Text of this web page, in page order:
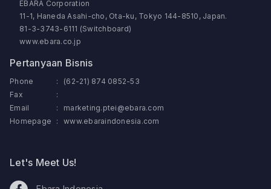
EBARA Corporation
11-1, Haneda Asahi-cho, Ota-ku, Tokyo 144-8510, Japan.
81-3-3743-6111 (Switchboard)
www.ebara.co.jp
Pertanyaan Bisnis
Phone :
(62-21) 874 0852-53
Fax
:
Email
:
marketing.ptei@ebara.com
Homepage
: www.ebaraindonesia.com
Let's Meet Us!